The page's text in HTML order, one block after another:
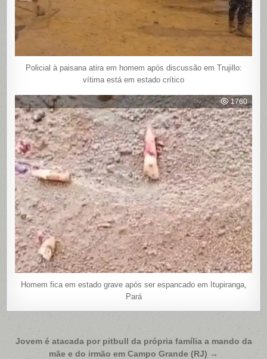
Policial à paisana atira em homem após discussão em Trujillo:
vítima está em estado crítico
1760
Homem fica em estado grave após ser espancado em Itupiranga,
Pará
Navegação
Jovem é atacada por pitbull da própria família a mando da
mãe e do irmão em Campo Grande (RJ) →